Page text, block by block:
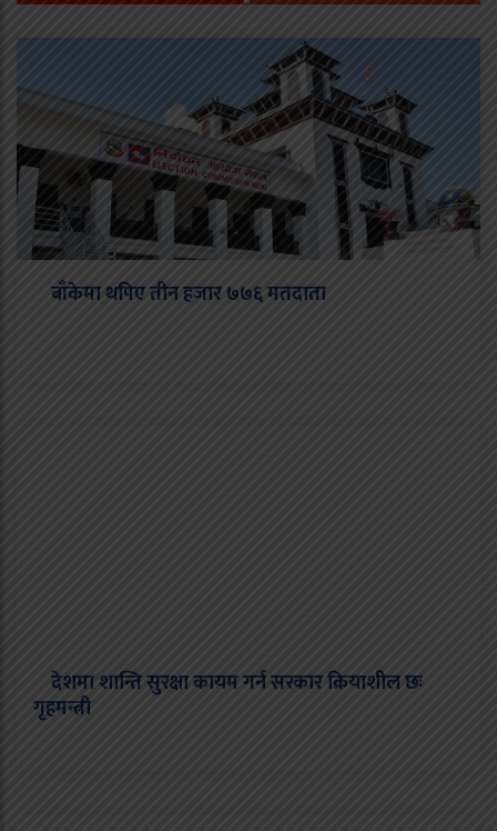
बाँकेमा थपिए तीन हजार ७७६ मतदाता
देशमा शान्ति सुरक्षा कायम गर्न सरकार क्रियाशील छः
गृहमन्त्री